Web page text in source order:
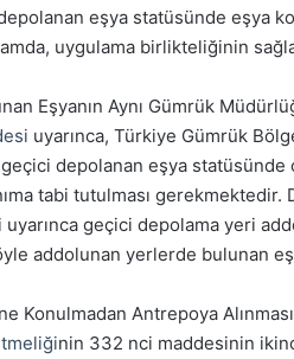
eşya statüsünde eşya
uygulama birlikteliğinin
Eşyanın Aynı Gümrük
uyarınca, Türkiye Gümrük
depolanan eşya
tabi tutulması
geçici depolama yeri
addolunan yerlerde bulunan
Konulmadan Antrepoya Alınması
nin 332 nci maddesinin